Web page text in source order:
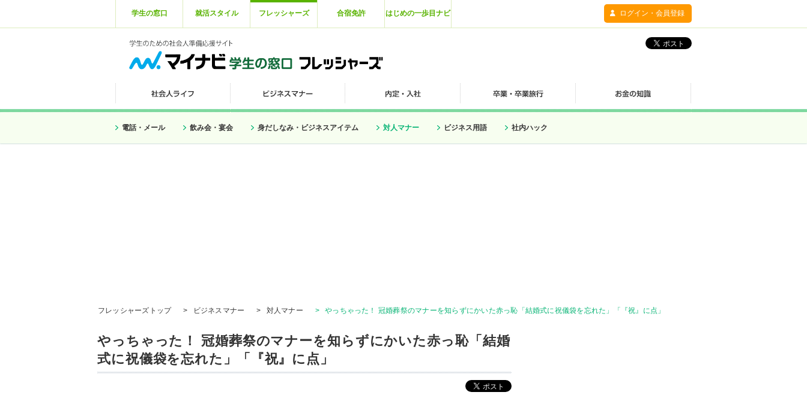
学生の窓口 就活スタイル フレッシャーズ 合宿免許 はじめの一歩目ナビ ログイン・会員登録
電話・メール 飲み会・宴会 身だしなみ・ビジネスアイテム 対人マナー ビジネス用語 社内ハック
フレッシャーズトップ > ビジネスマナー > 対人マナー > やっちゃった！ 冠婚葬祭のマナーを知らずにかいた赤っ恥「結婚式に祝儀袋を忘れた」「『祝』に点」
やっちゃった！ 冠婚葬祭のマナーを知らずにかいた赤っ恥「結婚
式に祝儀袋を忘れた」「『祝』に点」